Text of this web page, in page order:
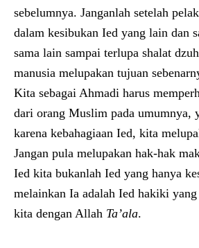
sebelumnya. Janganlah setelah
dalam kesibukan Ied yang lain dan
sama lain sampai terlupa shalat
manusia melupakan tujuan
Kita sebagai Ahmadi harus
dari orang Muslim pada umumnya,
karena kebahagiaan Ied, kita
Jangan pula melupakan hak-hak
Ied kita bukanlah Ied yang hanya
melainkan Ia adalah Ied hakiki
kita dengan Allah Ta’ala.